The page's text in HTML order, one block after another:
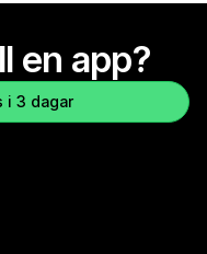
en app?
i 3 dagar